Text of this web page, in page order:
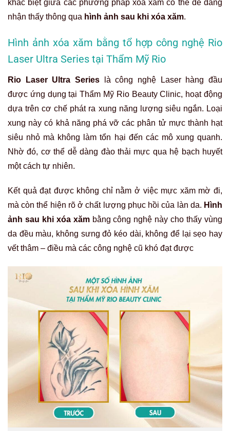
khác biệt giữa các phương pháp xóa xăm có thể dễ dàng
nhận thấy thông qua hình ảnh sau khi xóa xăm.
Hình ảnh xóa xăm bằng tổ hợp công nghệ Rio
Laser Ultra Series tại Thẩm Mỹ Rio
Rio Laser Ultra Series là công nghệ Laser hàng đầu
được ứng dụng tại Thẩm Mỹ Rio Beauty Clinic, hoạt động
dựa trên cơ chế phát ra xung năng lượng siêu ngắn. Loại
xung này có khả năng phá vỡ các phân tử mực thành hạt
siêu nhỏ mà không làm tổn hại đến các mô xung quanh.
Nhờ đó, cơ thể dễ dàng đào thải mực qua hệ bạch huyết
một cách tự nhiên.
Kết quả đạt được không chỉ nằm ở việc mực xăm mờ đi,
mà còn thể hiện rõ ở chất lượng phục hồi của làn da. Hình
ảnh sau khi xóa xămbằng công nghệ này cho thấy vùng
da đều màu, không sưng đỏ kéo dài, không để lại sẹo hay
vết thâm – điều mà các công nghệ cũ khó đạt được